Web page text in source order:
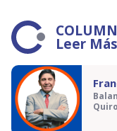
Leer Más